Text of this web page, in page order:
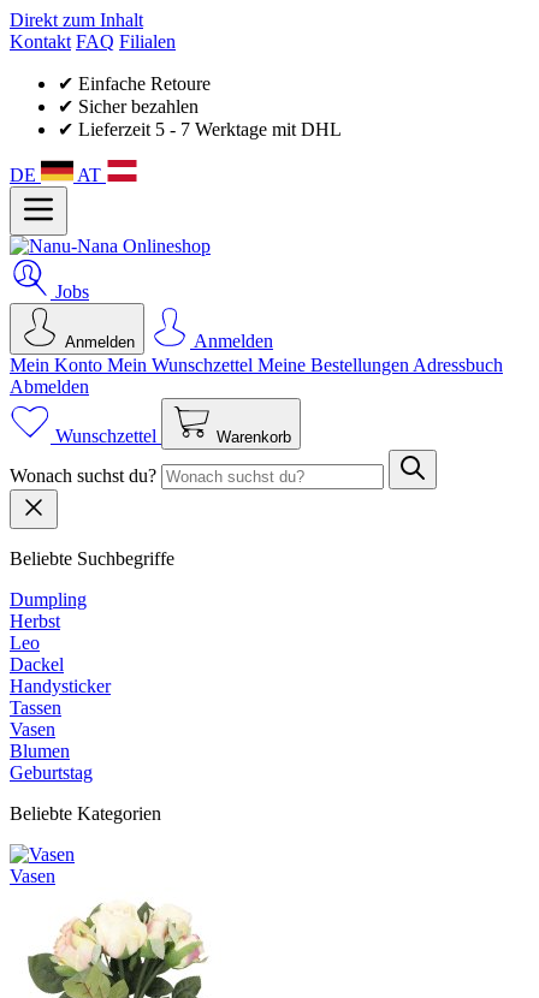
Direkt zum Inhalt
Kontakt FAQ Filialen
✔ Einfache Retoure
✔ Sicher bezahlen
✔ Lieferzeit 5 - 7 Werktage mit DHL
DE AT
Jobs
Anmelden
Anmelden
Mein Konto Mein Wunsch­zettel Meine Bestellungen Adressbuch
Abmelden
Wunschzettel Warenkorb
Wonach suchst du?
Beliebte Suchbegriffe
Dumpling
Herbst
Leo
Dackel
Handysticker
Tassen
Vasen
Blumen
Geburtstag
Beliebte Kategorien
Vasen